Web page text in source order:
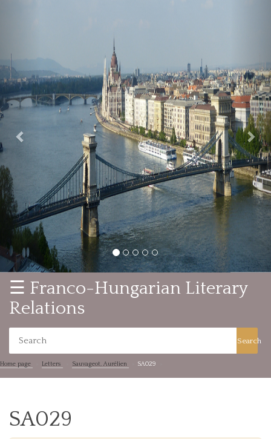
☰ Franco-Hungarian Literary
Relations
Search
Home page Letters Sauvageot, Aurélien SA029
SA029